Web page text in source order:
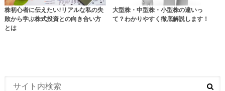
株初心者に伝えたい!リアルな私の失
敗から学ぶ株式投資との向き合い方
とは
大型株・中型株・小型株の違いっ
て？わかりやすく徹底解説します！